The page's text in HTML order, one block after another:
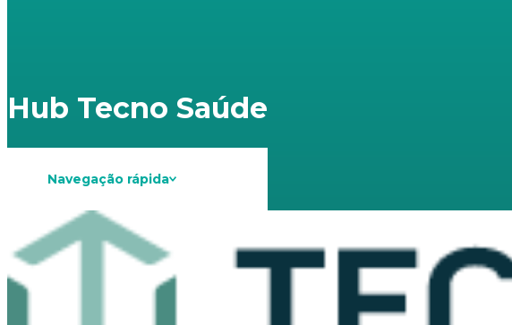
Hub Tecno Saúde
Navegação rápida
Apresentação
O que fazemos